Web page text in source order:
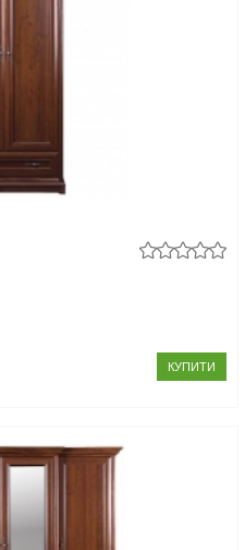
КУПИТИ